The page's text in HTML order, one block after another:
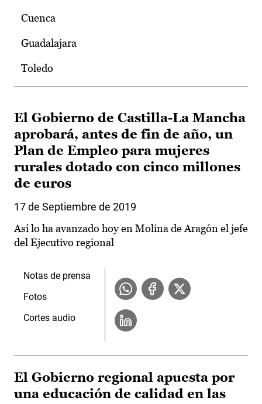
Cuenca
Guadalajara
Toledo
El Gobierno de Castilla-La Mancha
aprobará, antes de fin de año, un
Plan de Empleo para mujeres
rurales dotado con cinco millones
de euros
17 de Septiembre de 2019
Así lo ha avanzado hoy en Molina de Aragón el jefe
del Ejecutivo regional
Notas de prensa
Fotos
Cortes audio
El Gobierno regional apuesta por
una educación de calidad en las